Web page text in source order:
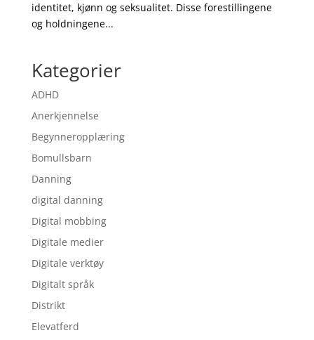
identitet, kjønn og seksualitet. Disse forestillingene
og holdningene...
Kategorier
ADHD
Anerkjennelse
Begynneropplæring
Bomullsbarn
Danning
digital danning
Digital mobbing
Digitale medier
Digitale verktøy
Digitalt språk
Distrikt
Elevatferd